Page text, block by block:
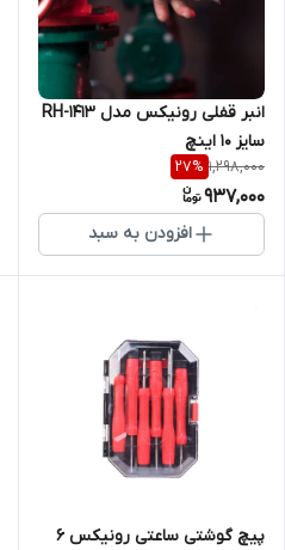
انبر قفلی رونیکس مدل RH-1413
سایز 10 اینچ
1,298,000
27%
937,000
افزودن به سبد
پیچ گوشتی ساعتی رونیکس 6